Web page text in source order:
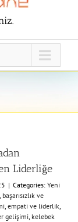
Liderliğe
| Categories: Yeni
, başarısızlık ve
, empati ve liderlik,
gelişimi, kelebek